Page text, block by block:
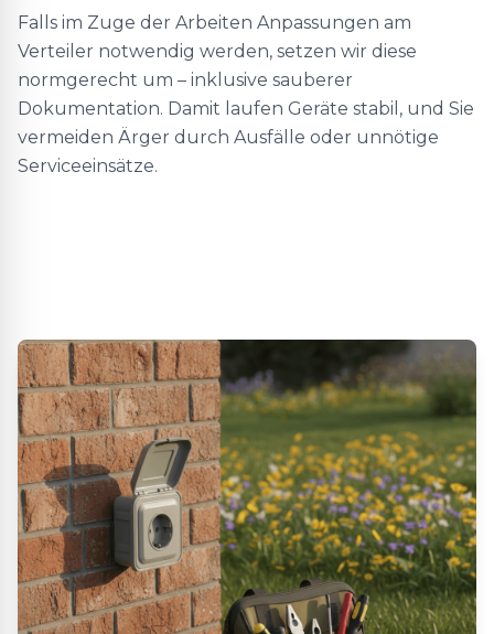
Falls im Zuge der Arbeiten Anpassungen am
Verteiler notwendig werden, setzen wir diese
normgerecht um – inklusive sauberer
Dokumentation. Damit laufen Geräte stabil, und Sie
vermeiden Ärger durch Ausfälle oder unnötige
Serviceeinsätze.